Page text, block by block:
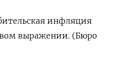
инфляция
выражении. (Бюро